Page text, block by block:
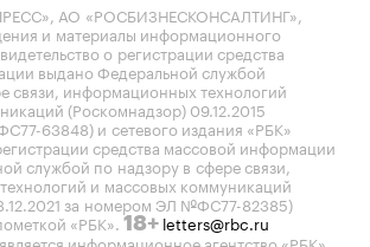
АО «РОСБИЗНЕСКОНСАЛТИНГ»,
и материалы информационного
о регистрации средства
выдано Федеральной службой
связи, информационных технологий
(Роскомнадзор) 09.12.2015
63848) и сетевого издания «РБК»
средства массовой информации
службой по надзору в сфере связи,
и массовых коммуникаций
за номером ЭЛ №ФС77-82385)
«РБК». 18+ letters@rbc.ru
информационное агентство «РБК».